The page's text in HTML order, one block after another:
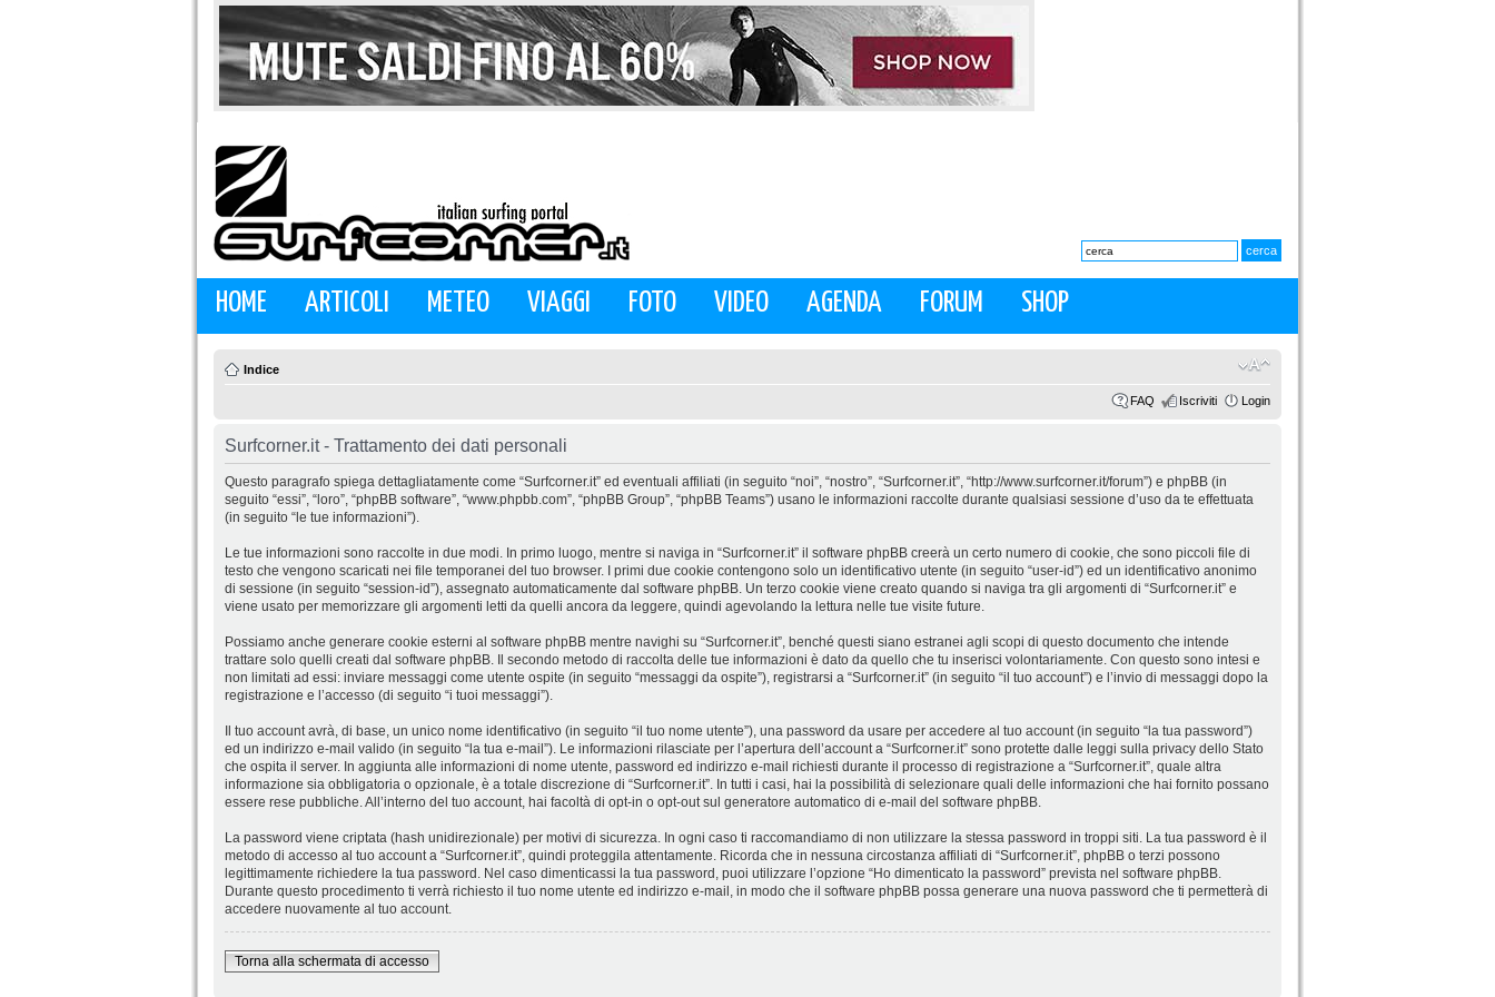
HOME ARTICOLI METEO VIAGGI FOTO VIDEO AGENDA FORUM SHOP
Indice
FAQ Iscriviti Login
Surfcorner.it - Trattamento dei dati personali
Questo paragrafo spiega dettagliatamente come “Surfcorner.it” ed eventuali affiliati (in seguito “noi”, “nostro”, “Surfcorner.it”, “http://www.surfcorner.it/forum”) e phpBB (in
seguito “essi”, “loro”, “phpBB software”, “www.phpbb.com”, “phpBB Group”, “phpBB Teams”) usano le informazioni raccolte durante qualsiasi sessione d’uso da te effettuata
(in seguito “le tue informazioni”).
Le tue informazioni sono raccolte in due modi. In primo luogo, mentre si naviga in “Surfcorner.it” il software phpBB creerà un certo numero di cookie, che sono piccoli file di
testo che vengono scaricati nei file temporanei del tuo browser. I primi due cookie contengono solo un identificativo utente (in seguito “user-id”) ed un identificativo anonimo
di sessione (in seguito “session-id”), assegnato automaticamente dal software phpBB. Un terzo cookie viene creato quando si naviga tra gli argomenti di “Surfcorner.it” e
viene usato per memorizzare gli argomenti letti da quelli ancora da leggere, quindi agevolando la lettura nelle tue visite future.
Possiamo anche generare cookie esterni al software phpBB mentre navighi su “Surfcorner.it”, benché questi siano estranei agli scopi di questo documento che intende
trattare solo quelli creati dal software phpBB. Il secondo metodo di raccolta delle tue informazioni è dato da quello che tu inserisci volontariamente. Con questo sono intesi e
non limitati ad essi: inviare messaggi come utente ospite (in seguito “messaggi da ospite”), registrarsi a “Surfcorner.it” (in seguito “il tuo account”) e l’invio di messaggi dopo la
registrazione e l’accesso (di seguito “i tuoi messaggi”).
Il tuo account avrà, di base, un unico nome identificativo (in seguito “il tuo nome utente”), una password da usare per accedere al tuo account (in seguito “la tua password”)
ed un indirizzo e-mail valido (in seguito “la tua e-mail”). Le informazioni rilasciate per l’apertura dell’account a “Surfcorner.it” sono protette dalle leggi sulla privacy dello Stato
che ospita il server. In aggiunta alle informazioni di nome utente, password ed indirizzo e-mail richiesti durante il processo di registrazione a “Surfcorner.it”, quale altra
informazione sia obbligatoria o opzionale, è a totale discrezione di “Surfcorner.it”. In tutti i casi, hai la possibilità di selezionare quali delle informazioni che hai fornito possano
essere rese pubbliche. All’interno del tuo account, hai facoltà di opt-in o opt-out sul generatore automatico di e-mail del software phpBB.
La password viene criptata (hash unidirezionale) per motivi di sicurezza. In ogni caso ti raccomandiamo di non utilizzare la stessa password in troppi siti. La tua password è il
metodo di accesso al tuo account a “Surfcorner.it”, quindi proteggila attentamente. Ricorda che in nessuna circostanza affiliati di “Surfcorner.it”, phpBB o terzi possono
legittimamente richiedere la tua password. Nel caso dimenticassi la tua password, puoi utilizzare l’opzione “Ho dimenticato la password” prevista nel software phpBB.
Durante questo procedimento ti verrà richiesto il tuo nome utente ed indirizzo e-mail, in modo che il software phpBB possa generare una nuova password che ti permetterà di
accedere nuovamente al tuo account.
Torna alla schermata di accesso